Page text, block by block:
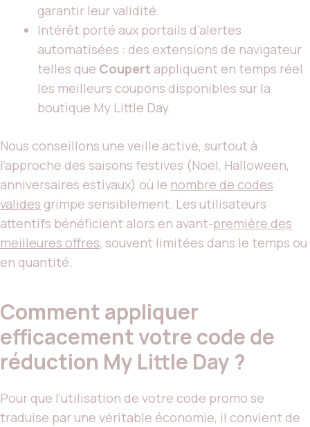
garantir leur validité.
Intérêt porté aux portails d’alertes
automatisées : des extensions de navigateur
telles que Coupert appliquent en temps réel
les meilleurs coupons disponibles sur la
boutique My Little Day.
Nous conseillons une veille active, surtout à
l’approche des saisons festives (Noël, Halloween,
anniversaires estivaux) où le nombre de codes
valides grimpe sensiblement. Les utilisateurs
attentifs bénéficient alors en avant-première des
meilleures offres, souvent limitées dans le temps ou
en quantité.
Comment appliquer
efficacement votre code de
réduction My Little Day ?
Pour que l’utilisation de votre code promo se
traduise par une véritable économie, il convient de